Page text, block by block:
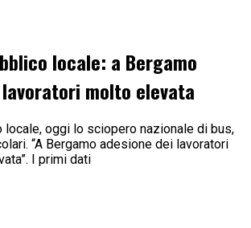
locale: a Bergamo
molto elevata
locale, oggi lo sciopero nazionale di bus,
“A Bergamo adesione dei lavoratori
I primi dati